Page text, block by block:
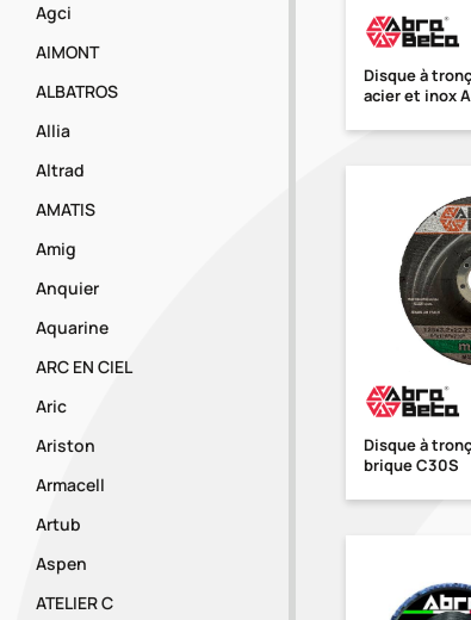
Agci
AIMONT
ALBATROS
Allia
Altrad
AMATIS
Amig
Anquier
Aquarine
ARC EN CIEL
Aric
Ariston
Armacell
Artub
Aspen
ATELIER C
Disque à
acier et inox
Disque à
brique C30S